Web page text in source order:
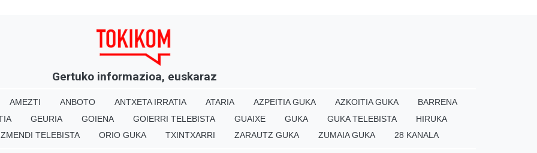
Gertuko informazioa, euskaraz
AMEZTI ANBOTO ANTXETA IRRATIA ATARIA AZPEITIA GUKA AZKOITIA GUKA
BARRENA
GEURIA GOIENA GOIERRI TELEBISTA GUAIXE GUKA GUKA TELEBISTA
HIRUKA
TELEBISTA ORIO GUKA TXINTXARRI ZARAUTZ GUKA ZUMAIA GUKA 28 KANALA